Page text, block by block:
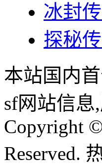
冰封
探秘
本站国内
sf网站信
Copyright
Reserved.